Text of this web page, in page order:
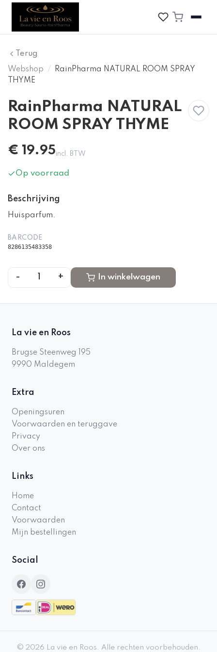
Terug
Webshop
/
RainPharma NATURAL ROOM SPRAY
THYME
RainPharma NATURAL
ROOM SPRAY THYME
€ 19.95incl. BTW
Op voorraad
Beschrijving
Huisparfum.
BARCODE
8286135483358
- + In winkelwagen
La vie en Roos
Brugse Steenweg 195
9990 Maldegem
Extra
Openingsuren
Voorwaarden en teruggave
Privacy
Over ons
Links
Home
Contact
Voorwaarden
Mijn bestellingen
Social
© 2026 La vie en Roos. Alle rechten voorbehouden.